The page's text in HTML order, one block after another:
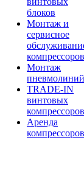
блоков
Монтаж и
сервисное
компрессоров
Монтаж
пневмолиний
TRADE-IN
винтовых
компрессоров
Аренда
компрессоров